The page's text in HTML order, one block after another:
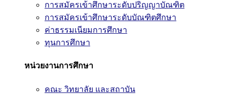
การสมัครเข้าศึกษาระดับปริญญาบัณฑิต
การสมัครเข้าศึกษาระดับบัณฑิตศึกษา
ค่าธรรมเนียมการศึกษา
ทุนการศึกษา
หน่วยงานการศึกษา
คณะ วิทยาลัย และสถาบัน